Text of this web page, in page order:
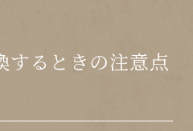
するときの注意点